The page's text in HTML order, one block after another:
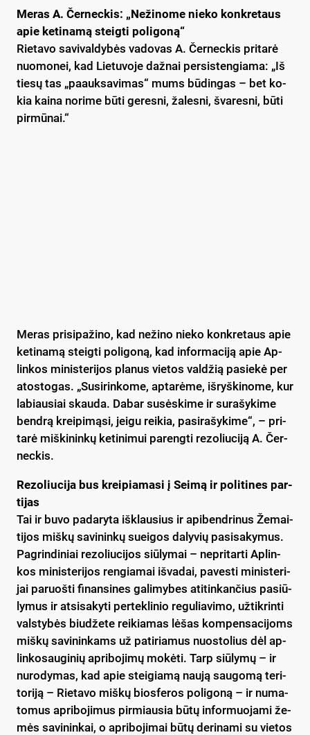
Me­ras A. Čer­nec­kis: „Ne­ži­no­me nie­ko konk­re­taus
apie ke­ti­na­mą steig­ti po­li­go­ną“
Rie­ta­vo sa­vi­val­dy­bės va­do­vas A. Čer­nec­kis pri­ta­rė
nuo­mo­nei, kad Lie­tu­vo­je daž­nai per­si­sten­gia­ma: „Iš
tie­sų tas „paauk­sa­vi­mas“ mums bū­din­gas – bet ko­
kia kai­na no­ri­me bū­ti ge­res­ni, ža­les­ni, šva­res­ni, bū­ti
pir­mū­nai.“
Me­ras pri­si­pa­ži­no, kad ne­ži­no nie­ko konk­re­taus apie
ke­ti­na­mą steig­ti po­li­go­ną, kad in­for­ma­ci­ją apie Ap­
lin­kos mi­nis­te­ri­jos pla­nus vie­tos val­džią pa­sie­kė per
ato­sto­gas. „Su­si­rin­ko­me, ap­ta­rė­me, iš­ryš­ki­no­me, kur
la­biau­siai skau­da. Da­bar su­sės­ki­me ir su­ra­šy­ki­me
bend­rą krei­pi­mą­si, jei­gu rei­kia, pa­si­ra­šy­ki­me“, – pri­
ta­rė miš­ki­nin­kų ke­ti­ni­mui pa­reng­ti re­zo­liu­ci­ją A. Čer­
nec­kis.
Re­zo­liu­ci­ja bus krei­pia­ma­si į Sei­mą ir po­li­ti­nes par­
ti­jas
Tai ir bu­vo pa­da­ry­ta iš­klau­sius ir api­bend­ri­nus Že­mai­
ti­jos miš­kų sa­vi­nin­kų suei­gos da­ly­vių pa­si­sa­ky­mus.
Pag­rin­di­niai re­zo­liu­ci­jos siū­ly­mai – ne­pri­tar­ti Ap­lin­
kos mi­nis­te­ri­jos ren­gia­mai iš­va­dai, pa­ves­ti mi­nis­te­ri­
jai pa­ruoš­ti fi­nan­si­nes ga­li­my­bes ati­tin­kan­čius pa­siū­
ly­mus ir at­si­sa­ky­ti per­tek­li­nio re­gu­lia­vi­mo, už­tik­rin­ti
vals­ty­bės biu­dže­te rei­kia­mas lė­šas kom­pen­sa­ci­joms
miš­kų sa­vi­nin­kams už pa­ti­ria­mus nuo­sto­lius dėl ap­
lin­ko­sau­gi­nių ap­ri­bo­ji­mų mo­kė­ti. Tarp siū­ly­mų – ir
nu­ro­dy­mas, kad apie stei­gia­mą nau­ją sau­go­mą te­ri­
to­ri­ją – Rie­ta­vo miš­kų bios­fe­ros po­li­go­ną – ir nu­ma­
to­mus ap­ri­bo­ji­mus pir­miau­sia bū­tų in­for­muo­ja­mi že­
mės sa­vi­nin­kai, o ap­ri­bo­ji­mai bū­tų de­ri­na­mi su vie­tos